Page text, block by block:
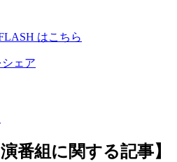
番組に関する記事】